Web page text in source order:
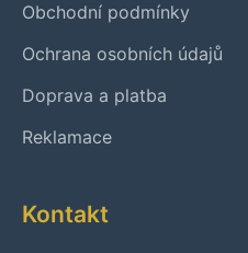
Obchodní podmínky
Ochrana osobních údajů
Doprava a platba
Reklamace
Kontakt